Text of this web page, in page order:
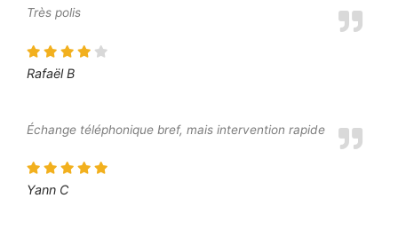
Très polis
Rafaël B
Échange téléphonique bref, mais intervention rapide
Yann C